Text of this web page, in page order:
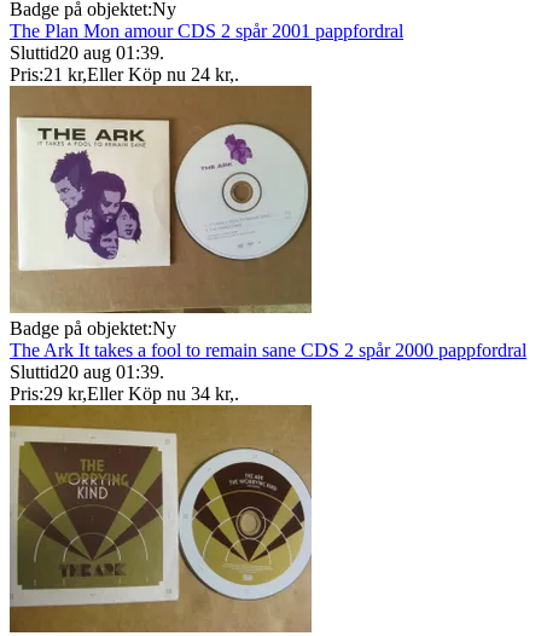
Badge på objektet:Ny
The Plan Mon amour CDS 2 spår 2001 pappfordral
Sluttid20 aug 01:39.
Pris:21 kr,Eller Köp nu 24 kr,.
Badge på objektet:Ny
The Ark It takes a fool to remain sane CDS 2 spår 2000 pappfordral
Sluttid20 aug 01:39.
Pris:29 kr,Eller Köp nu 34 kr,.